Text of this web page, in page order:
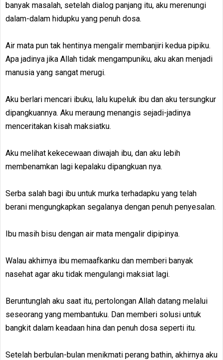
banyak masalah, setelah dialog panjang itu, aku merenungi
dalam-dalam hidupku yang penuh dosa.
Air mata pun tak hentinya mengalir membanjiri kedua pipiku.
Apa jadinya jika Allah tidak mengampuniku, aku akan menjadi
manusia yang sangat merugi.
Aku berlari mencari ibuku, lalu kupeluk ibu dan aku tersungkur
dipangkuannya. Aku meraung menangis sejadi-jadinya
menceritakan kisah maksiatku.
Aku melihat kekecewaan diwajah ibu, dan aku lebih
membenamkan lagi kepalaku dipangkuan nya.
Serba salah bagi ibu untuk murka terhadapku yang telah
berani mengungkapkan segalanya dengan penuh penyesalan.
Ibu masih bisu dengan air mata mengalir dipipinya.
Walau akhirnya ibu memaafkanku dan memberi banyak
nasehat agar aku tidak mengulangi maksiat lagi.
Beruntunglah aku saat itu, pertolongan Allah datang melalui
seseorang yang membantuku. Dan memberi solusi untuk
bangkit dalam keadaan hina dan penuh dosa seperti itu.
Setelah berbulan-bulan menikmati perang bathin, akhirnya aku